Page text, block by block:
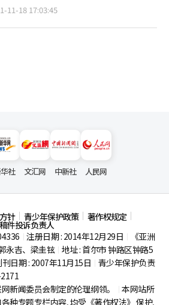
11-18 17:03:45
社 文汇网 中新社 人民网
针 青少年保护政策 著作权规定
件投诉负责人
注册日期 : 2014年12月29日
《亚洲
永吉、梁圭铉 地址 : 首尔市钟路区钟路5
日期 : 2007年11月15日
青少年保护负责
新闻委员会制定的伦理纲领。
本网站所
种专题专栏内容, 均受《著作权法》 保护,